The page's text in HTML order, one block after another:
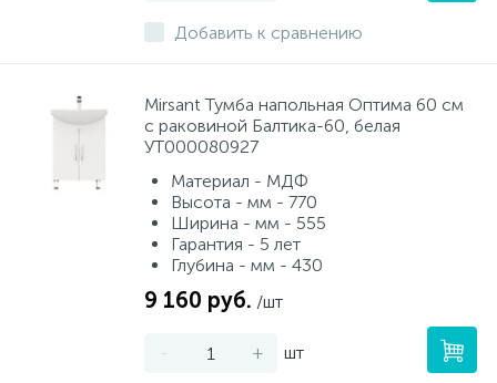
Добавить к сравнению
Mirsant Тумба напольная Оптима 60 см
с раковиной Балтика-60, белая
УТ000080927
Материал - МДФ
Высота - мм - 770
Ширина - мм - 555
Гарантия - 5 лет
Глубина - мм - 430
9 160 руб. /шт
- + шт